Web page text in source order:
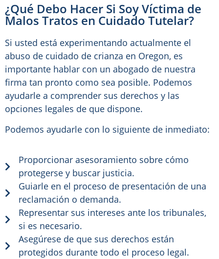
¿Qué Debo Hacer Si Soy Víctima de
Malos Tratos en Cuidado Tutelar?
Si usted está experimentando actualmente el
abuso de cuidado de crianza en Oregon, es
importante hablar con un abogado de nuestra
firma tan pronto como sea posible. Podemos
ayudarle a comprender sus derechos y las
opciones legales de que dispone.
Podemos ayudarle con lo siguiente de inmediato:
Proporcionar asesoramiento sobre cómo
protegerse y buscar justicia.
Guiarle en el proceso de presentación de una
reclamación o demanda.
Representar sus intereses ante los tribunales,
si es necesario.
Asegúrese de que sus derechos están
protegidos durante todo el proceso legal.